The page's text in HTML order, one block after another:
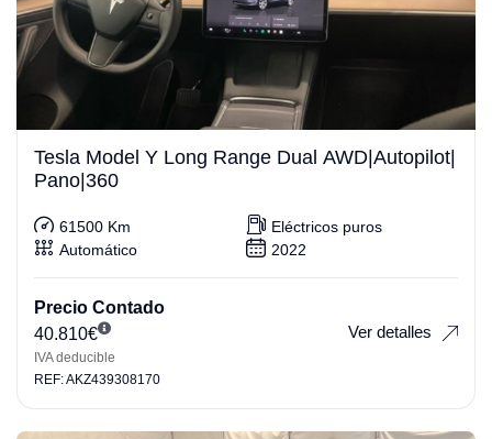
Tesla Model Y Long Range Dual AWD|Autopilot|
Pano|360
61500 Km
Eléctricos puros
Automático
2022
Precio Contado
40.810€
IVA deducible
Ver detalles
REF: AKZ439308170